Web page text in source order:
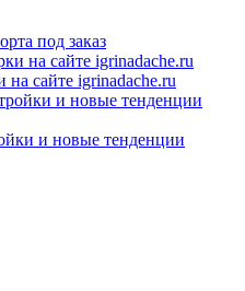
под заказ
сайте igrinadache.ru
и новые тенденции